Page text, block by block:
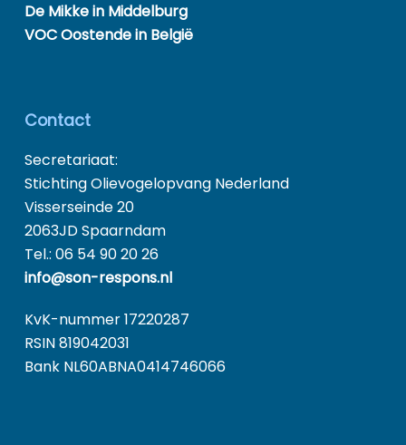
De Mikke in Middelburg
VOC Oostende in België
Contact
Secretariaat:
Stichting Olievogelopvang Nederland
Visserseinde 20
2063JD Spaarndam
Tel.: 06 54 90 20 26
info@son-respons.nl
KvK-nummer 17220287
RSIN 819042031
Bank NL60ABNA0414746066